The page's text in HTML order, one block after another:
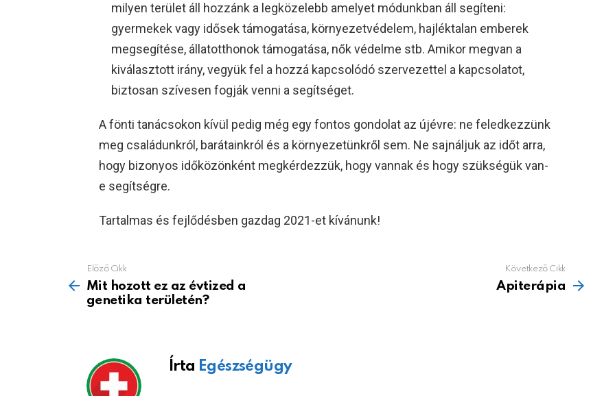
milyen terület áll hozzánk a legközelebb amelyet módunkban áll segíteni:
gyermekek vagy idősek támogatása, környezetvédelem, hajléktalan emberek
megsegítése, állatotthonok támogatása, nők védelme stb. Amikor megvan a
kiválasztott irány, vegyük fel a hozzá kapcsolódó szervezettel a kapcsolatot,
biztosan szívesen fogják venni a segítséget.
A fönti tanácsokon kívül pedig még egy fontos gondolat az újévre: ne feledkezzünk
meg családunkról, barátainkról és a környezetünkről sem. Ne sajnáljuk az időt arra,
hogy bizonyos időközönként megkérdezzük, hogy vannak és hogy szükségük van-
e segítségre.
Tartalmas és fejlődésben gazdag 2021-et kívánunk!
more
Előző Cikk
Mit hozott ez az évtized a
genetika területén?
Következő Cikk
Apiterápia
Írta Egészségügy